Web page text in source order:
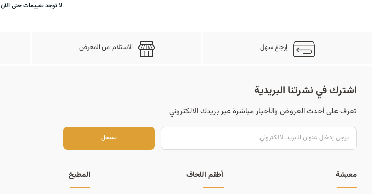
لا توجد تقييمات حتى الآن
إرجاع سهل الاستلام من المعرض
اشترك في نشرتنا البريدية
تعرف على أحدث العروض والأخبار مباشرة عبر بريدك الالكتروني
تسجل
تسجل معيشة أطقم اللحاف المطبخ